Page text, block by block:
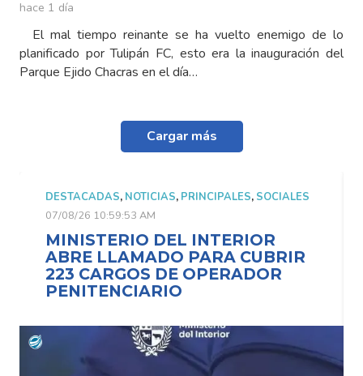
hace 1 día
El mal tiempo reinante se ha vuelto enemigo de lo
planificado por Tulipán FC, esto era la inauguración del
Parque Ejido Chacras en el día…
Cargar más
DESTACADAS ,NOTICIAS ,PRINCIPALES ,SOCIALES
07/08/26 10:59:53 AM
MINISTERIO DEL INTERIOR
ABRE LLAMADO PARA CUBRIR
223 CARGOS DE OPERADOR
PENITENCIARIO